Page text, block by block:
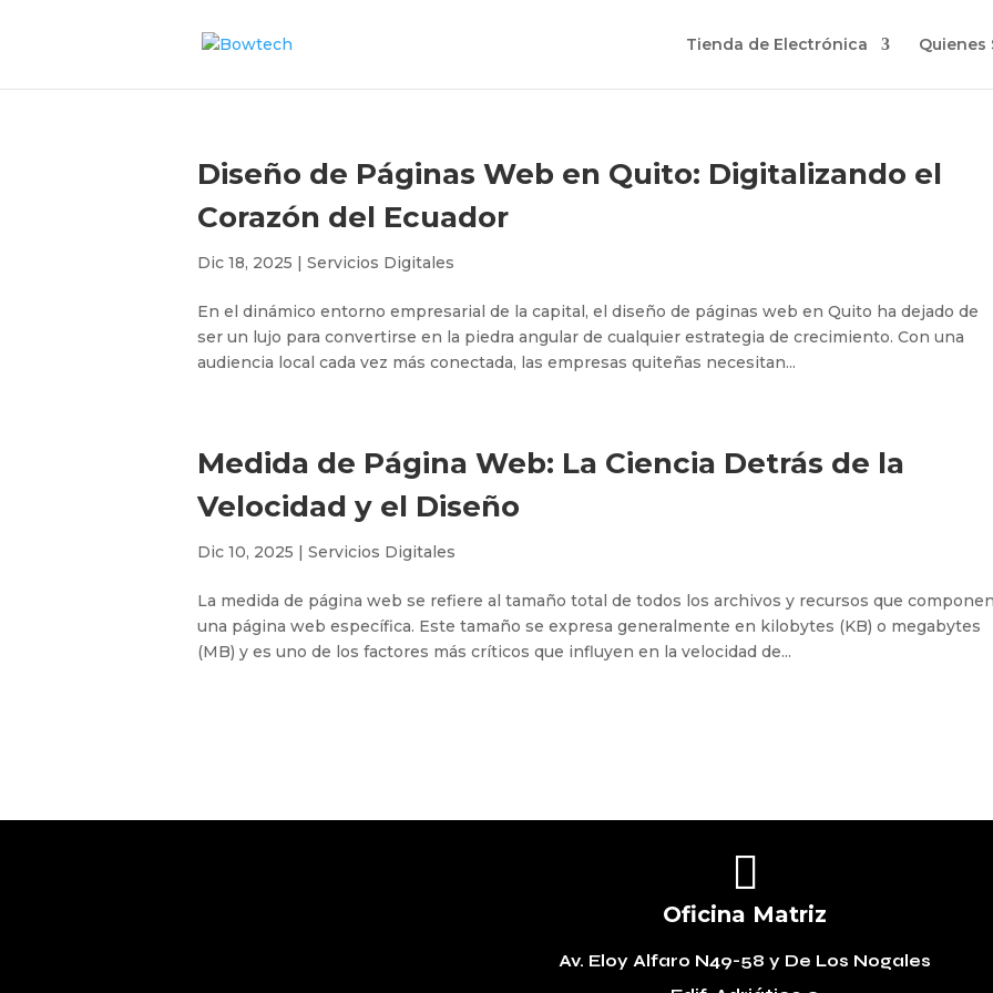
Tienda de Electrónica Quienes
Diseño de Páginas Web en Quito: Digitalizando el
Corazón del Ecuador
Dic 18, 2025 | Servicios Digitales
En el dinámico entorno empresarial de la capital, el diseño de páginas web en Quito ha dejado de
ser un lujo para convertirse en la piedra angular de cualquier estrategia de crecimiento. Con una
audiencia local cada vez más conectada, las empresas quiteñas necesitan...
Medida de Página Web: La Ciencia Detrás de la
Velocidad y el Diseño
Dic 10, 2025 | Servicios Digitales
La medida de página web se refiere al tamaño total de todos los archivos y recursos que
una página web específica. Este tamaño se expresa generalmente en kilobytes (KB) o megabytes
(MB) y es uno de los factores más críticos que influyen en la velocidad de...

Oficina Matriz
Av. Eloy Alfaro N49-58 y De Los Nogales